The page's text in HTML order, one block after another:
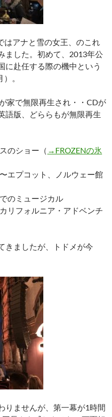
はアナと雪の女王、のこれ
ました。初めて、2013年公
に赴任する際の機中という
。
家で無限再生され・・CDが
語版、どららもが無限再生
のショー（ →FROZENの氷
エプコット、ノルウェー館
のミュージカル
リフォルニア・アドベンチ
きましたが、トドメが今
りませんが、第一幕が1時間